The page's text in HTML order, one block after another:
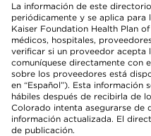
La información de este
periódicamente y se aplica para
Kaiser Foundation Health Plan
médicos, hospitales,
verificar si un proveedor acepta
comuníquese directamente con
sobre los proveedores está
en “Español”). Esta información
hábiles después de recibirla de
Colorado intenta asegurarse de
información actualizada. El
de publicación.